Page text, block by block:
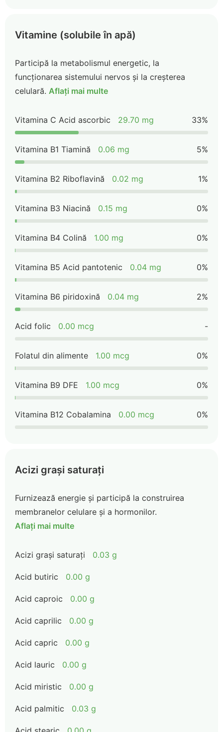
Vitamine (solubile în apă)
Participă la metabolismul energetic, la
funcționarea sistemului nervos și la creșterea
celulară. Aflați mai multe
Vitamina C Acid ascorbic 29.70 mg 33%
Vitamina B1 Tiamină 0.06 mg 5%
Vitamina B2 Riboflavină 0.02 mg 1%
Vitamina B3 Niacină 0.15 mg 0%
Vitamina B4 Colină 1.00 mg 0%
Vitamina B5 Acid pantotenic 0.04 mg 0%
Vitamina B6 piridoxină 0.04 mg 2%
Acid folic 0.00 mcg -
Folatul din alimente 1.00 mcg 0%
Vitamina B9 DFE 1.00 mcg 0%
Vitamina B12 Cobalamina 0.00 mcg 0%
Acizi grași saturați
Furnizează energie și participă la construirea
membranelor celulare și a hormonilor.
Aflați mai multe
Acizi grași saturați 0.03 g
Acid butiric 0.00 g
Acid caproic 0.00 g
Acid caprilic 0.00 g
Acid capric 0.00 g
Acid lauric 0.00 g
Acid miristic 0.00 g
Acid palmitic 0.03 g